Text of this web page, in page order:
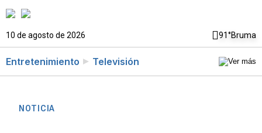
10 de agosto de 2026 91°Bruma
Entretenimiento Televisión
NOTICIA